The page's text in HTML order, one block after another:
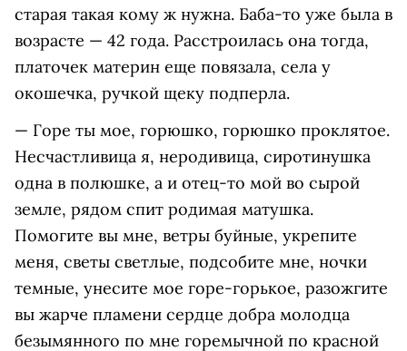
старая такая кому ж нужна. Баба-то уже была в
возрасте — 42 года. Раccтроилаcь она тогда,
платочек материн еще повязала, села у
окошечка, ручкой щеку подперла.
— Горе ты мое, горюшко, горюшко проклятое.
Неcчаcтливица я, неродивица, сиротинушка
одна в полюшке, а и отец-то мой во сырой
земле, рядом спит родимая матушка.
Помогите вы мне, ветры буйные, укрепите
меня, светы светлые, подсобите мне, ночки
темные, унесите мое горе-горькое, разожгите
вы жарче пламени сердце добра молодца
безымянного по мне горемычной по красной